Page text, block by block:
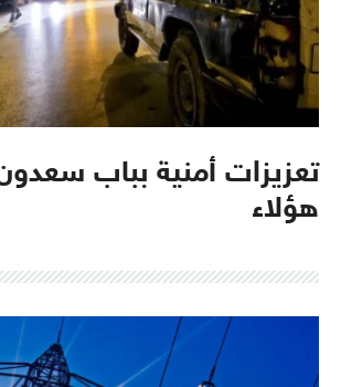
تعزيزات أمنية بباب
هؤلاء